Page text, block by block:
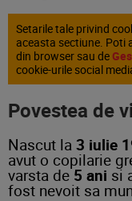
Setarile tale privind
aceasta sectiune. Poti
din browser sau de
cookie-urile social
Povestea de
Nascut la 3 iulie
avut o copilarie
varsta de5 ani si
fost nevoit sa